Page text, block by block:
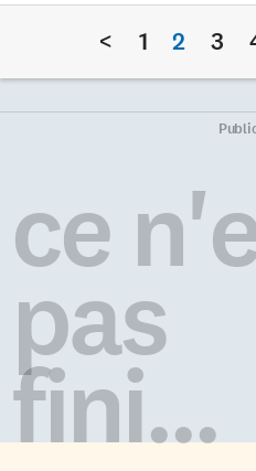
Canada subira les contrecoups
l’économie américaine malgré
l’entrée en fonction de la
les plus charismatiques – et
emblématiques – du nouveau
siècle. À elle seule, son élection
[…]
< 1 2 3
ce
pas
fini...